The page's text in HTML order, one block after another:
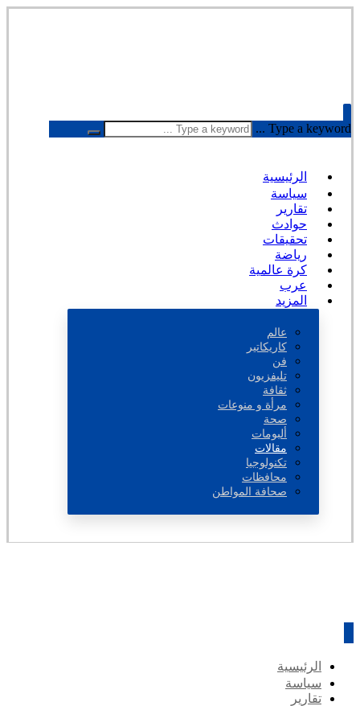
Type a keyword ...
الرئيسية
سياسة
تقارير
حوادث
تحقيقات
رياضة
كرة عالمية
عرب
المزيد
عالم
كاريكاتير
فن
تليفزيون
ثقافة
مرأة و منوعات
صحة
ألبومات
مقالات
تكنولوجيا
محافظات
صحافة المواطن
الرئيسية
سياسة
تقارير